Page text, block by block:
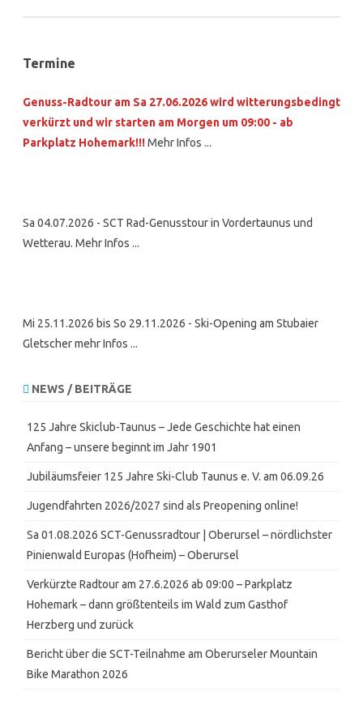
Termine
Genuss-Radtour am Sa 27.06.2026 wird witterungsbedingt
verkürzt und wir starten am Morgen um 09:00 - ab
Parkplatz Hohemark!!!Mehr Infos ...
Sa 04.07.2026 - SCT Rad-Genusstour in Vordertaunus und
Wetterau. Mehr Infos ...
Mi 25.11.2026 bis So 29.11.2026 - Ski-Opening am Stubaier
Gletscher mehr Infos ...
NEWS / BEITRÄGE
125 Jahre Skiclub-Taunus – Jede Geschichte hat einen
Anfang – unsere beginnt im Jahr 1901
Jubiläumsfeier 125 Jahre Ski-Club Taunus e. V. am 06.09.26
Jugendfahrten 2026/2027 sind als Preopening online!
Sa 01.08.2026 SCT-Genussradtour | Oberursel – nördlichster
Pinienwald Europas (Hofheim) – Oberursel
Verkürzte Radtour am 27.6.2026 ab 09:00 – Parkplatz
Hohemark – dann größtenteils im Wald zum Gasthof
Herzberg und zurück
Bericht über die SCT-Teilnahme am Oberurseler Mountain
Bike Marathon 2026